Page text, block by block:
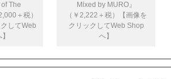
The
＋税）
クしてWeb
Mixed by MURO』
（￥2,222＋税）【画像を
クリックしてWeb Shop
へ】